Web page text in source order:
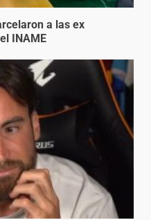
a las ex
INAME